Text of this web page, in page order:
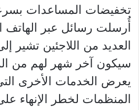
تخفيضات المساعدات
أُرسلت رسائل عبر الهاتف
العديد من اللاجئين تشير
سيكون آخر شهر لهم من
يعرض الخدمات الأخرى
المنظمات لخطر الإنهاء